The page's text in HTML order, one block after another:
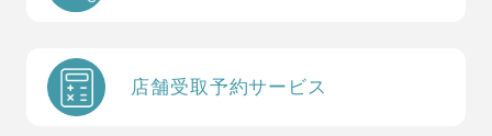
店舗受取予約サービス